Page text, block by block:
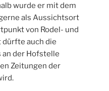
wurde er mit dem
als Aussichtsort
von Rodel- und
dürfte auch die
an der Hofstelle
Zeitungen der